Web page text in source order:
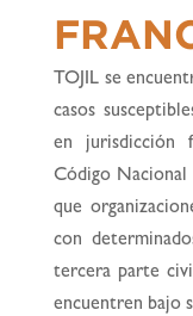
TOJIL se
casos
en jurisdicción
Código Nacional
que
con
tercera parte
encuentren bajo